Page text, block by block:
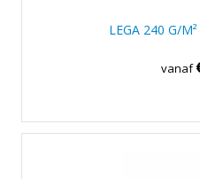
LEGA 240 G/
vanaf